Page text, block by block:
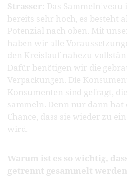
Strasser: Das Sammelniveau
bereits sehr hoch, es besteht
Potenzial nach oben. Mit
haben wir alle
den Kreislauf nahezu
Dafür benötigen wir die
Verpackungen. Die
Konsumenten sind gefragt,
sammeln. Denn nur dann hat
Chance, dass sie wieder zu
wird.
Warum ist es so wichtig,
getrennt gesammelt